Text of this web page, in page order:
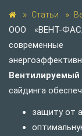
Статьи
ООО «ВЕНТ-
сайдинга
защиту от